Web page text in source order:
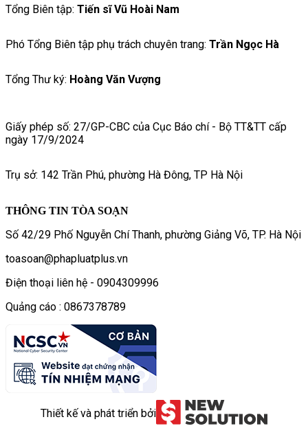
Tổng Biên tập: Tiến sĩ Vũ Hoài Nam
Phó Tổng Biên tập phụ trách chuyên trang: Trần Ngọc Hà
Tổng Thư ký: Hoàng Văn Vượng
Giấy phép số: 27/GP-CBC của Cục Báo chí - Bộ TT&TT cấp
ngày 17/9/2024
Trụ sở: 142 Trần Phú, phường Hà Đông, TP Hà Nội
THÔNG TIN TÒA SOẠN
Số 42/29 Phố Nguyễn Chí Thanh, phường Giảng Võ, TP. Hà Nội
toasoan@phapluatplus.vn
Điện thoại liên hệ - 0904309996
Quảng cáo : 0867378789
Thiết kế và phát triển bởi